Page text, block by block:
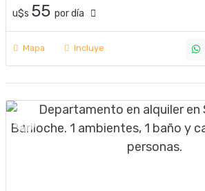
u$s 55 por día
Mapa Incluye